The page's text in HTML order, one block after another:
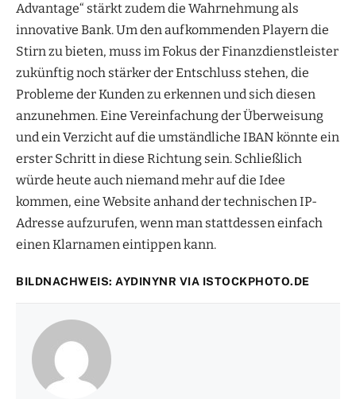
Advantage“ stärkt zudem die Wahrnehmung als
innovative Bank. Um den aufkommenden Playern die
Stirn zu bieten, muss im Fokus der Finanzdienstleister
zukünftig noch stärker der Entschluss stehen, die
Probleme der Kunden zu erkennen und sich diesen
anzunehmen. Eine Vereinfachung der Überweisung
und ein Verzicht auf die umständliche IBAN könnte ein
erster Schritt in diese Richtung sein. Schließlich
würde heute auch niemand mehr auf die Idee
kommen, eine Website anhand der technischen IP-
Adresse aufzurufen, wenn man stattdessen einfach
einen Klarnamen eintippen kann.
BILDNACHWEIS: AYDINYNR VIA ISTOCKPHOTO.DE